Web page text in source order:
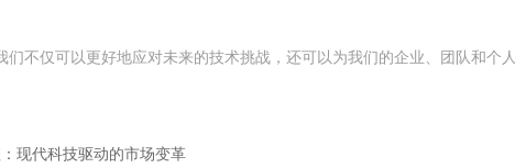
们不仅可以更好地应对未来的技术挑战，还可以为我们的企业、团队和个
现代科技驱动的市场变革